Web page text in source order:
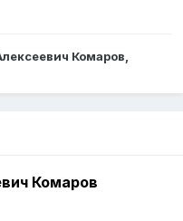
Комаров,
Комаров